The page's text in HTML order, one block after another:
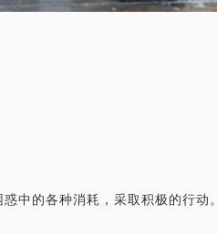
中的各种消耗，采取积极的行动。